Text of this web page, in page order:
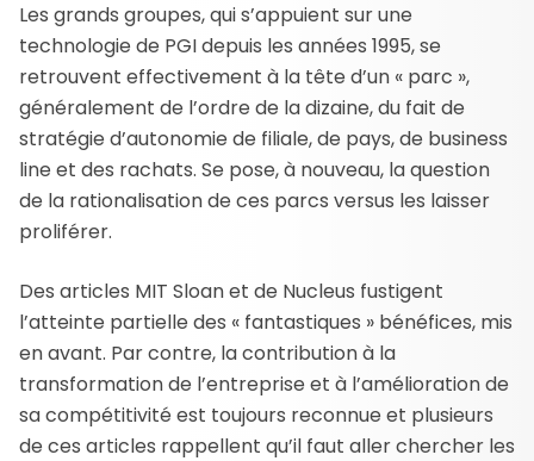
Les grands groupes, qui s’appuient sur une
technologie de PGI depuis les années 1995, se
retrouvent effectivement à la tête d’un « parc »,
généralement de l’ordre de la dizaine, du fait de
stratégie d’autonomie de filiale, de pays, de business
line et des rachats. Se pose, à nouveau, la question
de la rationalisation de ces parcs versus les laisser
proliférer.
Des articles MIT Sloan et de Nucleus fustigent
l’atteinte partielle des « fantastiques » bénéfices, mis
en avant. Par contre, la contribution à la
transformation de l’entreprise et à l’amélioration de
sa compétitivité est toujours reconnue et plusieurs
de ces articles rappellent qu’il faut aller chercher les